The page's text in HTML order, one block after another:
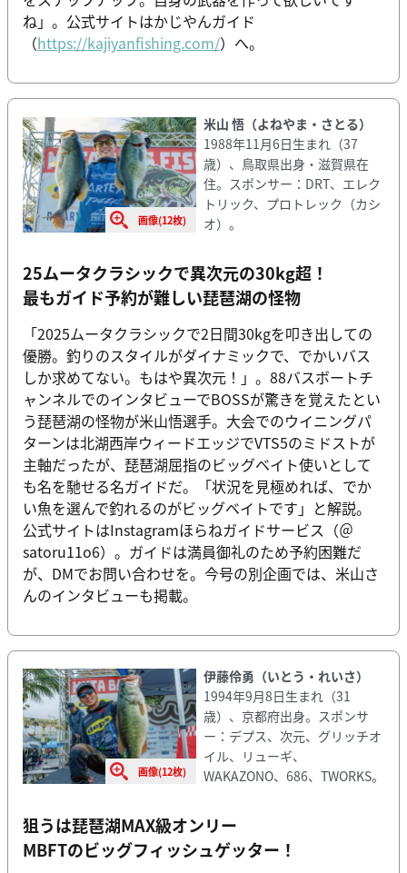
ね」。公式サイトはかじやんガイド
（https://kajiyanfishing.com/）へ。
画像(12枚)
米山 悟（よねやま・さとる）
1988年11月6日生まれ（37
歳）、鳥取県出身・滋賀県在
住。スポンサー：DRT、エレク
トリック、プロトレック（カシ
オ）。
25ムータクラシックで異次元の30kg超！
最もガイド予約が難しい琵琶湖の怪物
「2025ムータクラシックで2日間30kgを叩き出しての
優勝。釣りのスタイルがダイナミックで、でかいバス
しか求めてない。もはや異次元！」。88バスボートチ
ャンネルでのインタビューでBOSSが驚きを覚えたとい
う琵琶湖の怪物が米山悟選手。大会でのウイニングパ
ターンは北湖西岸ウィードエッジでVTS5のミドストが
主軸だったが、琵琶湖屈指のビッグベイト使いとして
も名を馳せる名ガイドだ。「状況を見極めれば、でか
い魚を選んで釣れるのがビッグベイトです」と解説。
公式サイトはInstagramほらねガイドサービス（＠
satoru11o6）。ガイドは満員御礼のため予約困難だ
が、DMでお問い合わせを。今号の別企画では、米山さ
んのインタビューも掲載。
画像(12枚)
伊藤伶勇（いとう・れいさ）
1994年9月8日生まれ（31
歳）、京都府出身。スポンサ
ー：デプス、次元、グリッチオ
イル、リューギ、
WAKAZONO、686、TWORKS。
狙うは琵琶湖MAX級オンリー
MBFTのビッグフィッシュゲッター！